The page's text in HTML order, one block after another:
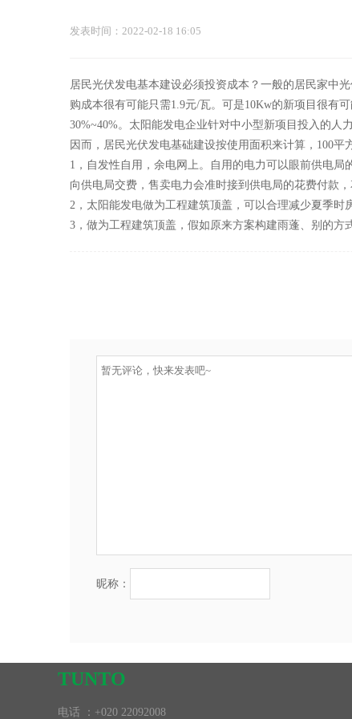
发表时间：2022-02-18 16:05
居民光伏发电基本建设必须投资成本？一般的居民家中
购成本很有可能只需1.9元/瓦。可是10Kw的新项目很有
30%~40%。太阳能发电企业针对中小型新项目投入的人
因而，居民光伏发电基础建设按使用面积来计算，100
1，自发性自用，余电网上。自用的电力可以眼前供电
向供电局交费，售卖电力会准时接到供电局的花费付款，
2，太阳能发电做为工程建筑顶盖，可以合理减少夏季时
3，做为工程建筑顶盖，假如原来方案构建雨蓬、别的方
昵称：
TUNTO
电话 ：+020 22092008